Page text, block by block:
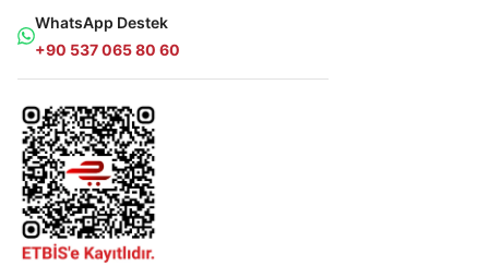
WhatsApp Destek
+90 537 065 80 60